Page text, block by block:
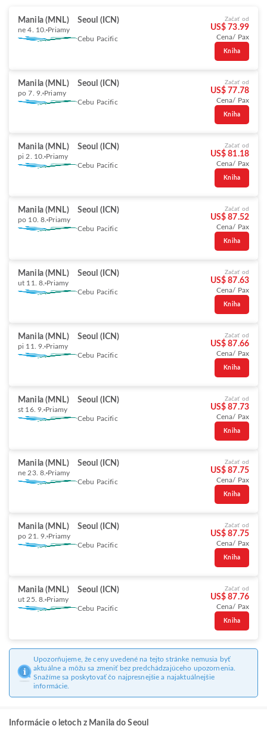
Manila (MNL) Seoul (ICN)
ne 4. 10. Priamy
Cebu Pacific
Začať od
US$ 73.99
Cena/ Pax
Kniha
Manila (MNL) Seoul (ICN)
po 7. 9. Priamy
Cebu Pacific
Začať od
US$ 77.78
Cena/ Pax
Kniha
Manila (MNL) Seoul (ICN)
pi 2. 10. Priamy
Cebu Pacific
Začať od
US$ 81.18
Cena/ Pax
Kniha
Manila (MNL) Seoul (ICN)
po 10. 8. Priamy
Cebu Pacific
Začať od
US$ 87.52
Cena/ Pax
Kniha
Manila (MNL) Seoul (ICN)
ut 11. 8. Priamy
Cebu Pacific
Začať od
US$ 87.63
Cena/ Pax
Kniha
Manila (MNL) Seoul (ICN)
pi 11. 9. Priamy
Cebu Pacific
Začať od
US$ 87.66
Cena/ Pax
Kniha
Manila (MNL) Seoul (ICN)
st 16. 9. Priamy
Cebu Pacific
Začať od
US$ 87.73
Cena/ Pax
Kniha
Manila (MNL) Seoul (ICN)
ne 23. 8. Priamy
Cebu Pacific
Začať od
US$ 87.75
Cena/ Pax
Kniha
Manila (MNL) Seoul (ICN)
po 21. 9. Priamy
Cebu Pacific
Začať od
US$ 87.75
Cena/ Pax
Kniha
Manila (MNL) Seoul (ICN)
ut 25. 8. Priamy
Cebu Pacific
Začať od
US$ 87.76
Cena/ Pax
Kniha
Upozorňujeme, že ceny uvedené na tejto stránke nemusia byť
aktuálne a môžu sa zmeniť bez predchádzajúceho upozornenia.
Snažíme sa poskytovať čo najpresnejšie a najaktuálnejšie
informácie.
Informácie o letoch z Manila do Seoul